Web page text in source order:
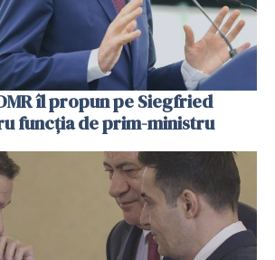
îl propun pe Siegfried
funcţia de prim-ministru